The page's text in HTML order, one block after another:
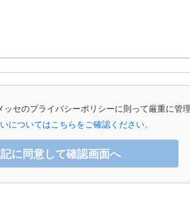
セのプライバシーポリシーに則って厳重に管理
についてはこちらをご確認ください。
記に同意して確認画面へ